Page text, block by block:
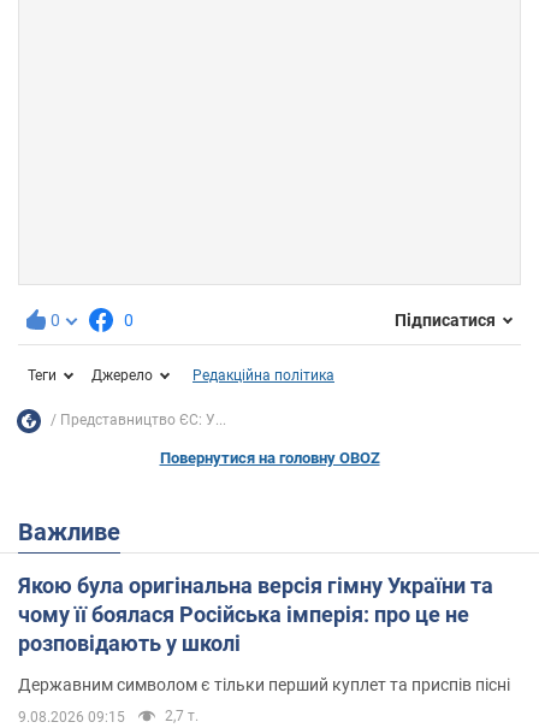
0 0 Підписатися
Теги Джерело Редакційна політика
Представництво ЄС: У...
Повернутися на головну OBOZ
Важливе
Якою була оригінальна версія гімну України та
чому її боялася Російська імперія: про це не
розповідають у школі
Державним символом є тільки перший куплет та приспів пісні
9.08.2026 09:15 2,7 т.